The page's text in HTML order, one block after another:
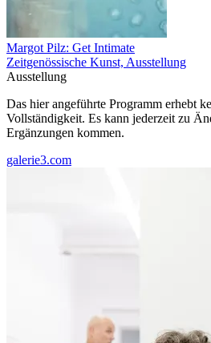
Margot Pilz: Get Intimate
Zeitgenössische Kunst, Ausstellung
Ausstellung
Das hier angeführte Programm erhebt
Vollständigkeit. Es kann jederzeit zu
Ergänzungen kommen.
galerie3.com